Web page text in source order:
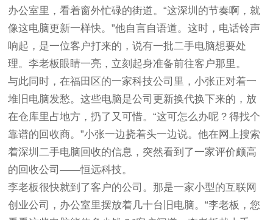
办公室里，看着窗外忙碌的街道。“这深圳的节奏啊，就
像这电脑更新一样快。”他自言自语道。这时，电话铃声
响起，是一位客户打来的，说有一批二手电脑想要处
理。李老板眼睛一亮，立刻起身准备前往客户那里。
与此同时，在福田区的一家科技公司里，小张正对着一
堆旧电脑发愁。这些电脑是公司更新换代换下来的，放
在仓库里占地方，扔了又可惜。“这可怎么办呢？得找个
靠谱的回收商。”小张一边挠着头一边说。他在网上搜索
着深圳二手电脑回收的信息，突然看到了一家评价颇高
的回收公司——恒远科技。
李老板很快就到了客户的公司。那是一家小型的互联网
创业公司，办公室里摆放着几十台旧电脑。“李老板，您